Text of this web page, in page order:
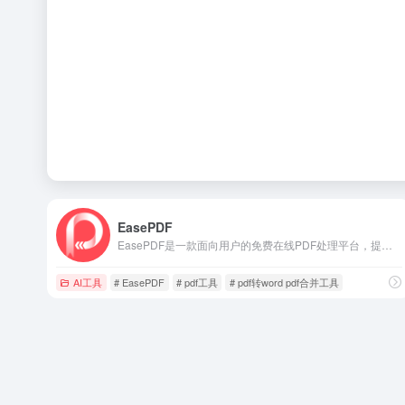
EasePDF
AI工具 # EasePDF # pdf工具 # pdf转word pdf合并工具